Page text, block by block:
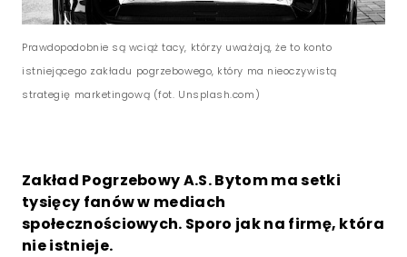
Prawdopodobnie są wciąż tacy, którzy uważają, że to konto
istniejącego zakładu pogrzebowego, który ma nieoczywistą
strategię marketingową (fot. Unsplash.com)
Zakład Pogrzebowy A.S. Bytom ma setki
tysięcy fanów w mediach
społecznościowych. Sporo jak na firmę, która
nie istnieje.